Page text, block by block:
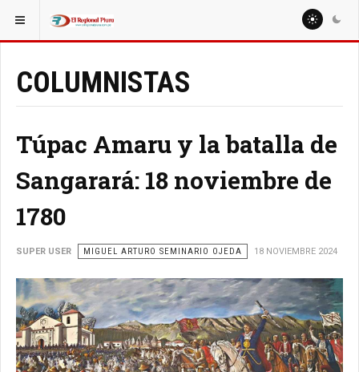
ESTÁ AQUÍ: COLUMNISTAS
COLUMNISTAS
Túpac Amaru y la batalla de
Sangarará: 18 noviembre de
1780
SUPER USER MIGUEL ARTURO SEMINARIO OJEDA 18 NOVIEMBRE 2024